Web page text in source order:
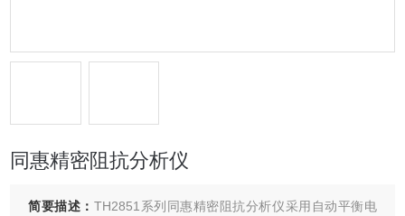
同惠精密阻抗分析仪
简要描述： TH2851系列同惠精密阻抗分析仪采用自动平衡电